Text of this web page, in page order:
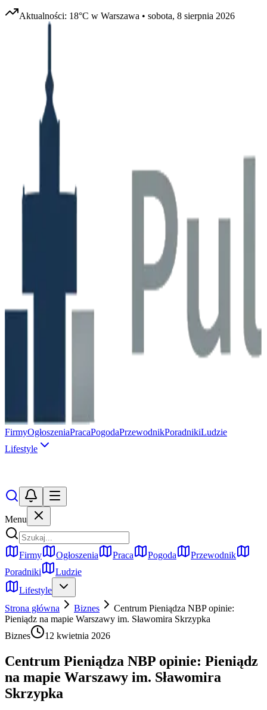
Aktualności: 18°C w Warszawa • sobota, 8 sierpnia 2026
FirmyOgłoszeniaPracaPogodaPrzewodnikPoradnikiLudzie
Lifestyle
Menu
Firmy Ogłoszenia Praca Pogoda
Przewodnik
Poradniki
Ludzie
Lifestyle
Strona główna
Biznes
Centrum Pieniądza NBP opinie:
Pieniądz na mapie Warszawy im. Sławomira Skrzypka
Biznes
12 kwietnia 2026
Centrum Pieniądza NBP opinie: Pieniądz
na mapie Warszawy im. Sławomira
Skrzypka